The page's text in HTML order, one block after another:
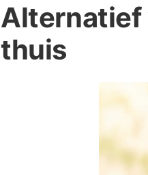
Alternatief
thuis